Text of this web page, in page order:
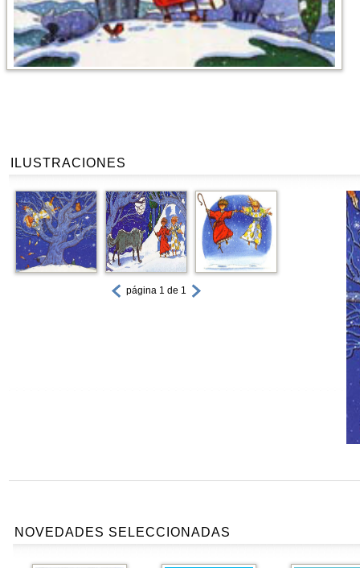
ILUSTRACIONES
página 1 de 1
NOVEDADES SELECCIONADAS